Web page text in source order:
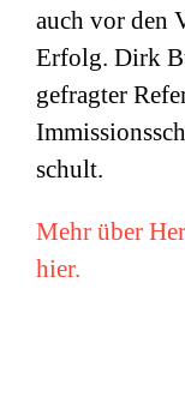
auch vor den
Erfolg. Dirk
gefragter
schult.
Mehr über
hier.